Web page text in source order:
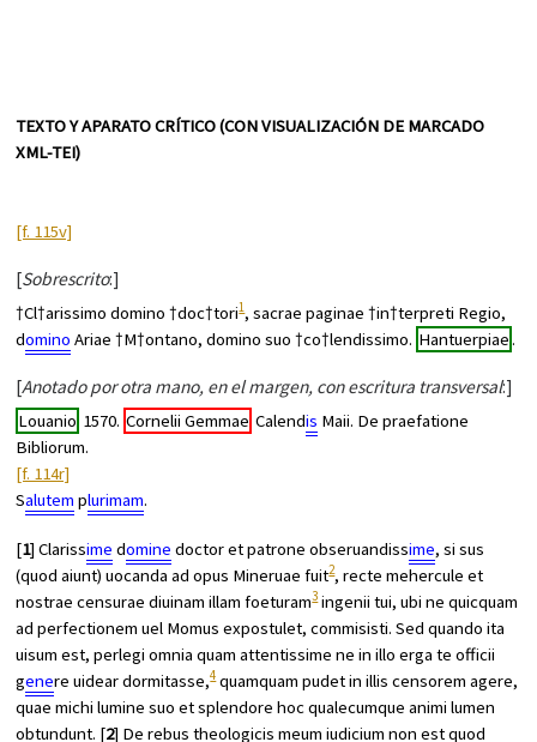
TEXTO Y APARATO CRÍTICO (CON VISUALIZACIÓN DE MARCADO
XML-TEI)
[f. 115v]
[Sobrescrito:]
†Cl†arissimo domino †doc†tori1, sacrae paginae †in†terpreti Regio,
domino Ariae †M†ontano, domino suo †co†lendissimo. Hantuerpiae.
[Anotado por otra mano, en el margen, con escritura transversal:]
Louanio 1570. Cornelii Gemmae Calendis Maii. De praefatione
Bibliorum.
[f. 114r]
Salutem plurimam.
[1] Clarissime domine doctor et patrone obseruandissime, si sus
(quod aiunt) uocanda ad opus Mineruae fuit2, recte mehercule et
nostrae censurae diuinam illam foeturam3ingenii tui, ubi ne quicquam
ad perfectionem uel Momus expostulet, commisisti. Sed quando ita
uisum est, perlegi omnia quam attentissime ne in illo erga te officii
genere uidear dormitasse,4quamquam pudet in illis censorem agere,
quae michi lumine suo et splendore hoc qualecumque animi lumen
obtundunt. [2] De rebus theologicis meum iudicium non est quod